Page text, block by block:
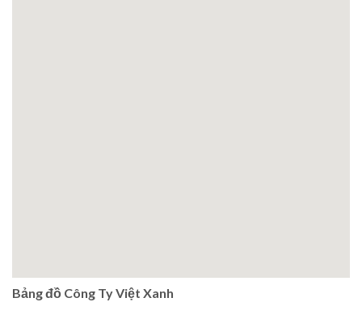
Bảng đồ Công Ty Việt Xanh